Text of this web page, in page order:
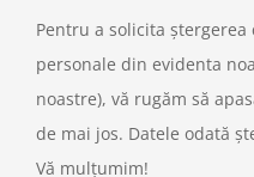
Pentru a solicita
personale din evidenta
noastre), vă rugăm să
de mai jos. Datele odată
Vă mulțumim!